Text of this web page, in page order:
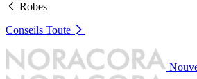
Robes
Conseils Toute